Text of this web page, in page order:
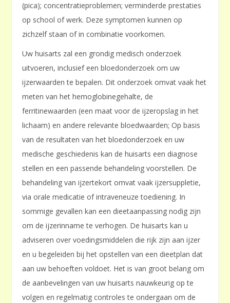
(pica); concentratieproblemen; verminderde prestaties
op school of werk. Deze symptomen kunnen op
zichzelf staan of in combinatie voorkomen.
Uw huisarts zal een grondig medisch onderzoek
uitvoeren, inclusief een bloedonderzoek om uw
ijzerwaarden te bepalen. Dit onderzoek omvat vaak het
meten van het hemoglobinegehalte, de
ferritinewaarden (een maat voor de ijzeropslag in het
lichaam) en andere relevante bloedwaarden; Op basis
van de resultaten van het bloedonderzoek en uw
medische geschiedenis kan de huisarts een diagnose
stellen en een passende behandeling voorstellen. De
behandeling van ijzertekort omvat vaak ijzersuppletie,
via orale medicatie of intraveneuze toediening. In
sommige gevallen kan een dieetaanpassing nodig zijn
om de ijzerinname te verhogen. De huisarts kan u
adviseren over voedingsmiddelen die rijk zijn aan ijzer
en u begeleiden bij het opstellen van een dieetplan dat
aan uw behoeften voldoet. Het is van groot belang om
de aanbevelingen van uw huisarts nauwkeurig op te
volgen en regelmatig controles te ondergaan om de